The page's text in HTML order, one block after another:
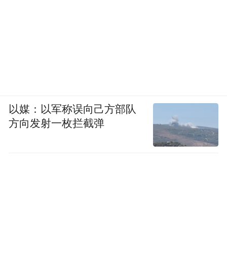
以媒：以军称误向己方部队
方向发射一枚拦截弹